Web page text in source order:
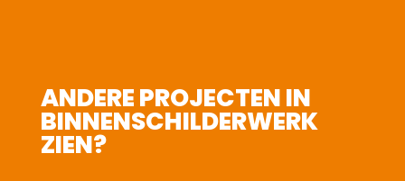
ANDERE PROJECTEN IN
BINNENSCHILDERWERK
ZIEN?